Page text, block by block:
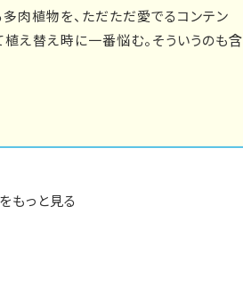
肉植物を、ただただ愛でるコンテン
え替え時に一番悩む。そういうのも含
をもっと見る